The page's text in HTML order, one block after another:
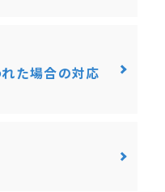
た場合の対応